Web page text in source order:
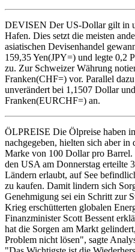
DEVISEN Der US-Dollar gilt in
Hafen. Dies setzt die meisten
asiatischen Devisenhandel
159,35 Yen(JPY=) und legte 0,2
zu. Zur Schweizer Währung
Franken(CHF=) vor. Parallel
unverändert bei 1,1507 Dollar
Franken(EURCHF=) an.
ÖLPREISE Die Ölpreise haben
nachgegeben, hielten sich aber in
Marke von 100 Dollar pro
den USA am Donnerstag erteilte
Ländern erlaubt, auf See
zu kaufen. Damit lindern sich
Genehmigung sei ein Schritt zur
Krieg erschütterten globalen
Finanzminister Scott Bessent
hat die Sorgen am Markt
Problem nicht lösen", sagte